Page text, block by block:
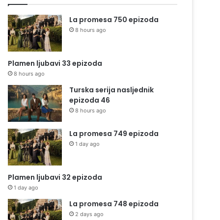
La promesa 750 epizoda
8 hours ago
Plamen ljubavi 33 epizoda
8 hours ago
Turska serija nasljednik
epizoda 46
8 hours ago
La promesa 749 epizoda
1 day ago
Plamen ljubavi 32 epizoda
1 day ago
La promesa 748 epizoda
2 days ago